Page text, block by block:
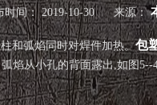
间： 2019-10-30 来源：
和弧焰同时对焊件加热。包
焰从小孔的背面露出,如图5--